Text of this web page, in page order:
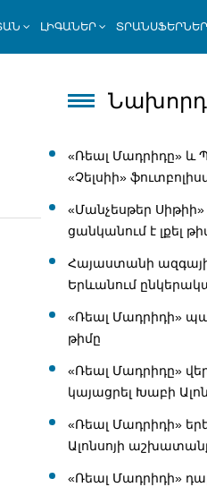
ԼԻԳԱՆԵՐ ՏՐԱՆՍՖԵՐՆԵՐ
Նախորդ
«Ռեալ Մադրիդը» և
«Չելսիի»
«Մանչեսթեր
ցանկանում է լքել
Հայաստանի
Երևանում
«Ռեալ Մադրիդի»
թիմը
«Ռեալ Մադրիդը»
կայացրել Խաբի
«Ռեալ Մադրիդի»
Ալոնսոյի
«Ռեալ Մադրիդի»